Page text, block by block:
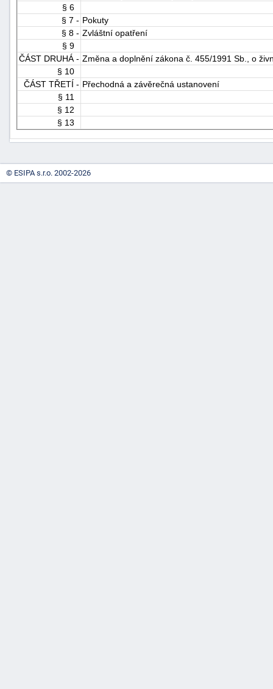
§ 6
§ 7 - Pokuty
§ 8 - Zvláštní opatření
§ 9
ČÁST DRUHÁ - Změna a doplnění zákona č. 455/1991 Sb., o
§ 10
ČÁST TŘETÍ - Přechodná a závěrečná ustanovení
§ 11
§ 12
§ 13
© ESIPA s.r.o. 2002-2026